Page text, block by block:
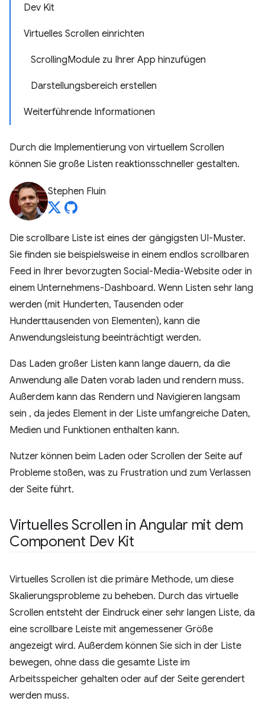
Dev Kit
Virtuelles Scrollen einrichten
ScrollingModule zu Ihrer App hinzufügen
Darstellungsbereich erstellen
Weiterführende Informationen
Durch die Implementierung von virtuellem Scrollen
können Sie große Listen reaktionsschneller gestalten.
Stephen Fluin
Die scrollbare Liste ist eines der gängigsten UI-Muster.
Sie finden sie beispielsweise in einem endlos scrollbaren
Feed in Ihrer bevorzugten Social-Media-Website oder in
einem Unternehmens-Dashboard. Wenn Listen sehr lang
werden (mit Hunderten, Tausenden oder
Hunderttausenden von Elementen), kann die
Anwendungsleistung beeinträchtigt werden.
Das Laden großer Listen kann lange dauern, da die
Anwendung alle Daten vorab laden und rendern muss.
Außerdem kann das Rendern und Navigieren langsam
sein , da jedes Element in der Liste umfangreiche Daten,
Medien und Funktionen enthalten kann.
Nutzer können beim Laden oder Scrollen der Seite auf
Probleme stoßen, was zu Frustration und zum Verlassen
der Seite führt.
Virtuelles Scrollen in Angular mit dem
Component Dev Kit
Virtuelles Scrollen ist die primäre Methode, um diese
Skalierungsprobleme zu beheben. Durch das virtuelle
Scrollen entsteht der Eindruck einer sehr langen Liste, da
eine scrollbare Leiste mit angemessener Größe
angezeigt wird. Außerdem können Sie sich in der Liste
bewegen, ohne dass die gesamte Liste im
Arbeitsspeicher gehalten oder auf der Seite gerendert
werden muss.